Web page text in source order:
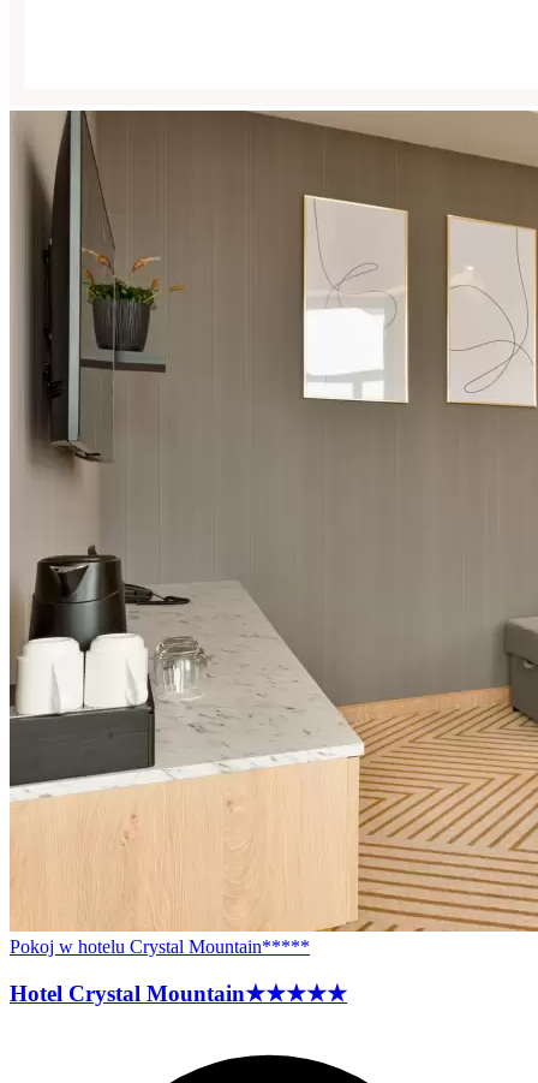
Pokoj w hotelu Crystal Mountain*****
Hotel Crystal Mountain★★★★★